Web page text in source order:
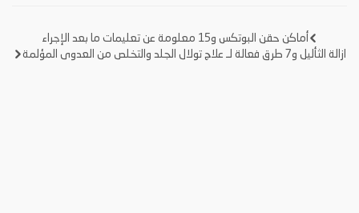
تصفّحأماكن حقن البوتكس و15 معلومة عن تعليمات ما بعد الإجراء
ازالة الثأليل و7 طرق فعالة لـ علاج تولال الجلد والتخلص من العدوى المؤلمة